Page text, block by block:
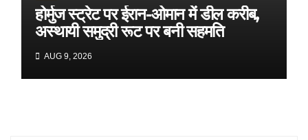
होर्मुज स्ट्रेट पर ईरान-ओमान में डील करीब,
अस्थायी समुद्री रूट पर बनी सहमति
AUG 9, 2026